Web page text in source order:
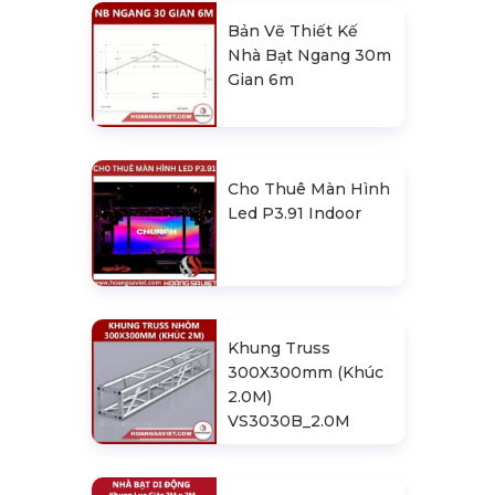
Bản Vẽ Thiết Kế
Nhà Bạt Ngang 30m
Gian 6m
Cho Thuê Màn Hình
Led P3.91 Indoor
Khung Truss
300X300mm (Khúc
2.0M)
VS3030B_2.0M